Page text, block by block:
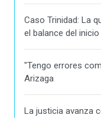
Caso Trinidad: La
el balance del
"Tengo errores
Arizaga
La justicia avanza